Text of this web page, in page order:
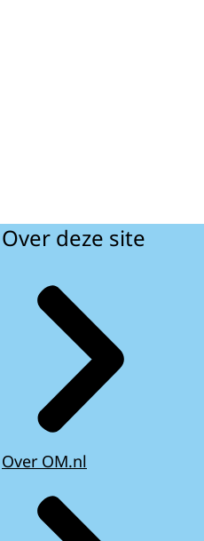
Over deze site
Over OM.nl